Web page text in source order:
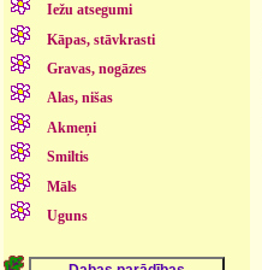
Iežu atsegumi
Kāpas, stāvkrasti
Gravas, nogāzes
Alas, nišas
Akmeņi
Smiltis
Māls
Uguns